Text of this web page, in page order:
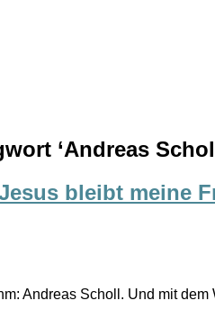
‘Andreas
bleibt meine
Andreas Scholl. Und mit